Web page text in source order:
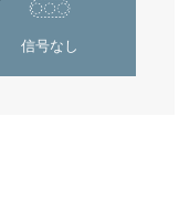
信号なし